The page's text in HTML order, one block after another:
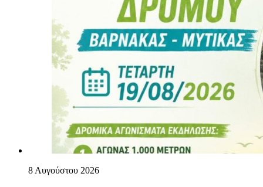
8 Αυγούστου 2026